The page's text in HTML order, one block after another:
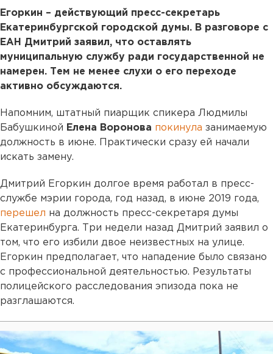
Егоркин – действующий пресс-секретарь
Екатеринбургской городской думы. В разговоре с
ЕАН Дмитрий заявил, что оставлять
муниципальную службу ради государственной не
намерен. Тем не менее слухи о его переходе
активно обсуждаются.
Напомним, штатный пиарщик спикера Людмилы
Бабушкиной Елена Воронова покинула занимаемую
должность в июне. Практически сразу ей начали
искать замену.
Дмитрий Егоркин долгое время работал в пресс-
службе мэрии города, год назад, в июне 2019 года,
перешел на должность пресс-секретаря думы
Екатеринбурга. Три недели назад Дмитрий заявил о
том, что его избили двое неизвестных на улице.
Егоркин предполагает, что нападение было связано
с профессиональной деятельностью. Результаты
полицейского расследования эпизода пока не
разглашаются.